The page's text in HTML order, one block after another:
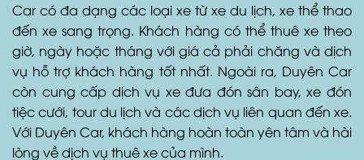
Car có đa dạng các loại xe từ xe du lịch, xe thể thao
đến xe sang trọng. Khách hàng có thể thuê xe theo
giờ, ngày hoặc tháng với giá cả phải chăng và dịch
vụ hỗ trợ khách hàng tốt nhất. Ngoài ra, Duyên Car
còn cung cấp dịch vụ xe đưa đón sân bay, xe đón
tiệc cưới, tour du lịch và các dịch vụ liên quan đến xe.
Với Duyên Car, khách hàng hoàn toàn yên tâm và hài
lòng về dịch vụ thuê xe của mình.